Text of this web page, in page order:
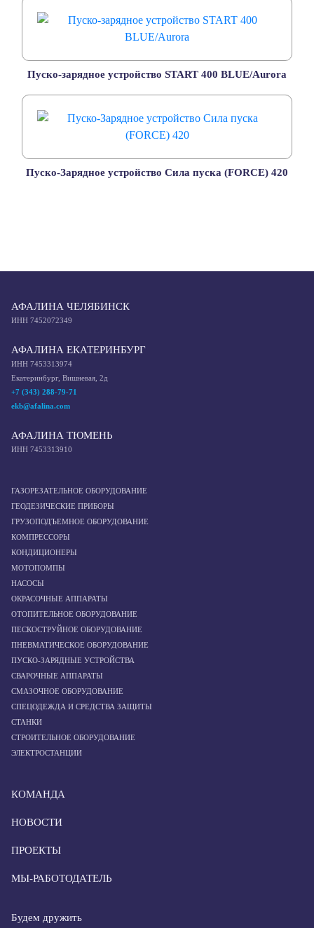
Пуско-зарядное устройство START 400 BLUE/Aurora
Пуско-Зарядное устройство Сила пуска (FORCE) 420
АФАЛИНА ЧЕЛЯБИНСК
ИНН 7452072349
АФАЛИНА ЕКАТЕРИНБУРГ
ИНН 7453313974
Екатеринбург, Вишневая, 2д
+7 (343) 288-79-71
ekb@afalina.com
АФАЛИНА ТЮМЕНЬ
ИНН 7453313910
ГАЗОРЕЗАТЕЛЬНОЕ ОБОРУДОВАНИЕ
ГЕОДЕЗИЧЕСКИЕ ПРИБОРЫ
ГРУЗОПОДЪЕМНОЕ ОБОРУДОВАНИЕ
КОМПРЕССОРЫ
КОНДИЦИОНЕРЫ
МОТОПОМПЫ
НАСОСЫ
ОКРАСОЧНЫЕ АППАРАТЫ
ОТОПИТЕЛЬНОЕ ОБОРУДОВАНИЕ
ПЕСКОСТРУЙНОЕ ОБОРУДОВАНИЕ
ПНЕВМАТИЧЕСКОЕ ОБОРУДОВАНИЕ
ПУСКО-ЗАРЯДНЫЕ УСТРОЙСТВА
СВАРОЧНЫЕ АППАРАТЫ
СМАЗОЧНОЕ ОБОРУДОВАНИЕ
СПЕЦОДЕЖДА И СРЕДСТВА ЗАЩИТЫ
СТАНКИ
СТРОИТЕЛЬНОЕ ОБОРУДОВАНИЕ
ЭЛЕКТРОСТАНЦИИ
КОМАНДА
НОВОСТИ
ПРОЕКТЫ
МЫ-РАБОТОДАТЕЛЬ
Будем дружить